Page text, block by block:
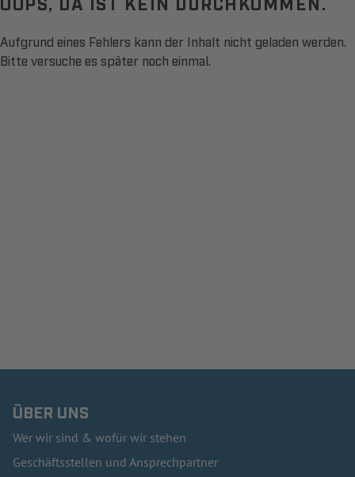
Aufgrund eines Fehlers kann der Inhalt nicht geladen werden.
Bitte versuche es später noch einmal.
ÜBER UNS
Wer wir sind & wofür wir stehen
Geschäftsstellen und Ansprechpartner